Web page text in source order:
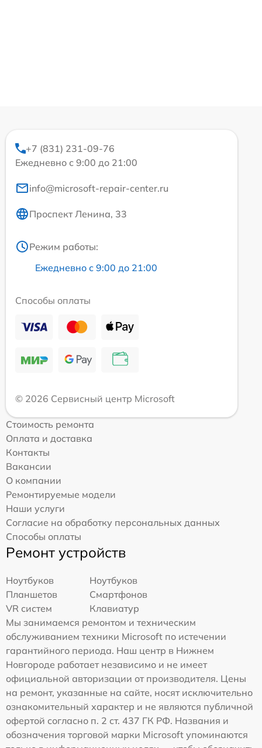
+7 (831) 231-09-76
Ежедневно с 9:00 до 21:00
info@microsoft-repair-center.ru
Проспект Ленина, 33
Режим работы:
Ежедневно с 9:00 до 21:00
Способы оплаты
© 2026 Сервисный центр Microsoft
Стоимость ремонта
Оплата и доставка
Контакты
Вакансии
О компании
Ремонтируемые модели
Наши услуги
Согласие на обработку персональных данных
Способы оплаты
Ремонт устройств
Ноутбуков
Ноутбуков
Планшетов
Смартфонов
VR систем
Клавиатур
Мы занимаемся ремонтом и техническим
обслуживанием техники Microsoft по истечении
гарантийного периода. Наш центр в Нижнем
Новгороде работает независимо и не имеет
официальной авторизации от производителя. Цены
на ремонт, указанные на сайте, носят исключительно
ознакомительный характер и не являются публичной
офертой согласно п. 2 ст. 437 ГК РФ. Названия и
обозначения торговой марки Microsoft упоминаются